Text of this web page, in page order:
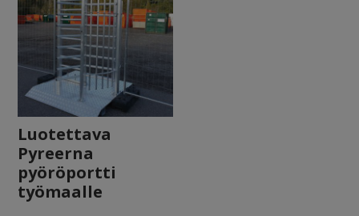
Luotettava
Pyreerna
pyöröportti
työmaalle